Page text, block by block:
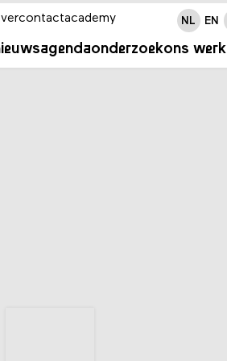
agendaonderzoekons werk
contactacademy NL EN